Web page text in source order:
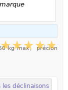
kg max, précion
déclinaisons